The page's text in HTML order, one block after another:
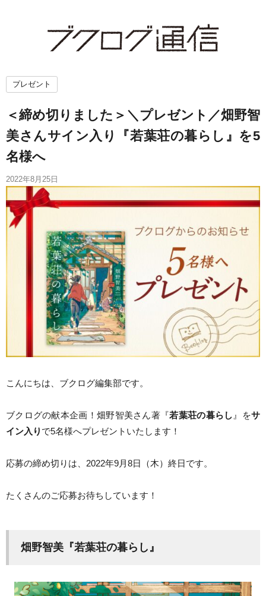
プレゼント
＜締め切りました＞＼プレゼント／畑野智
美さんサイン入り『若葉荘の暮らし』を5
名様へ
2022年8月25日
こんにちは、ブクログ編集部です。
ブクログの献本企画！畑野智美さん著『若葉荘の暮らし 』をサ
イン入り で5名様へプレゼントいたします！
応募の締め切りは、2022年9月8日（木）終日です。
たくさんのご応募お待ちしています！
畑野智美『若葉荘の暮らし』